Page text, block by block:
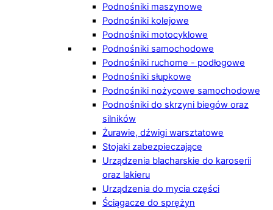
Podnośniki maszynowe
Podnośniki kolejowe
Podnośniki motocyklowe
Podnośniki samochodowe
Podnośniki ruchome - podłogowe
Podnośniki słupkowe
Podnośniki nożycowe samochodowe
Podnośniki do skrzyni biegów oraz
silników
Żurawie, dźwigi warsztatowe
Stojaki zabezpieczające
Urządzenia blacharskie do karoserii
oraz lakieru
Urządzenia do mycia części
Ściągacze do sprężyn